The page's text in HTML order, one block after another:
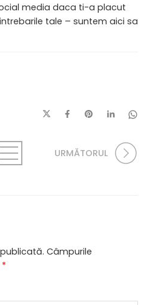
media daca ti-a placut
tale – suntem aici sa
URMĂTORUL
Câmpurile
*